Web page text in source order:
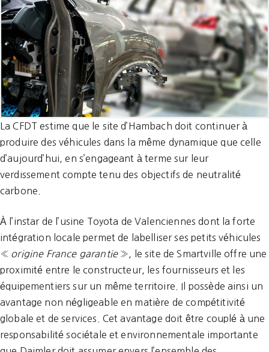
La CFDT estime que le site d’Hambach doit continuer à
produire des véhicules dans la même dynamique que celle
d’aujourd’hui, en s’engageant à terme sur leur
verdissement compte tenu des objectifs de neutralité
carbone.
À l’instar de l’usine Toyota de Valenciennes dont la forte
intégration locale permet de labelliser ses petits véhicules
« origine France garantie», le site de Smartville offre une
proximité entre le constructeur, les fournisseurs et les
équipementiers sur un même territoire. Il possède ainsi un
avantage non négligeable en matière de compétitivité
globale et de services. Cet avantage doit être couplé à une
responsabilité sociétale et environnementale importante